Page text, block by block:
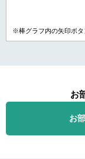
※棒グラフ内の矢印ボタ
お
お